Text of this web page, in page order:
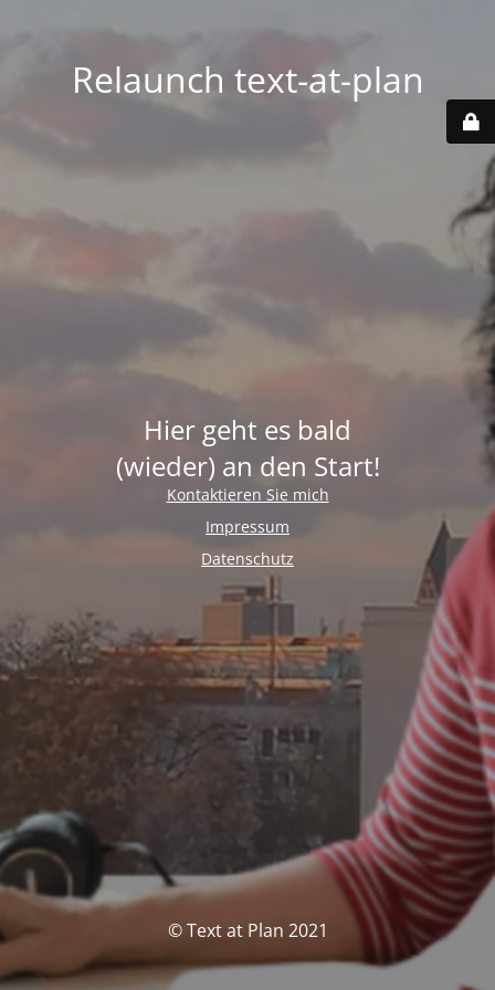
Relaunch text-at-plan
Hier geht es bald
(wieder) an den Start!
Kontaktieren Sie mich
Impressum
Datenschutz
© Text at Plan 2021